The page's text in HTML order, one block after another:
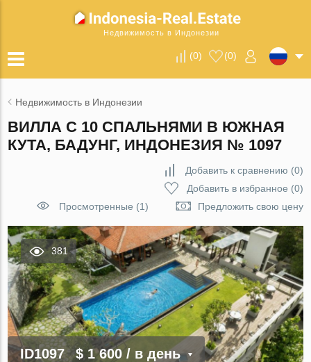
Недвижимость в Индонезии
(0) (0)
Недвижимость в Индонезии
ВИЛЛА С 10 СПАЛЬНЯМИ В ЮЖНАЯ
КУТА, БАДУНГ, ИНДОНЕЗИЯ № 1097
Добавить к сравнению (0)
Добавить в избранное (0)
Просмотренные (1)
Предложить свою цену
381
ID1097 $ 1 600/ в день